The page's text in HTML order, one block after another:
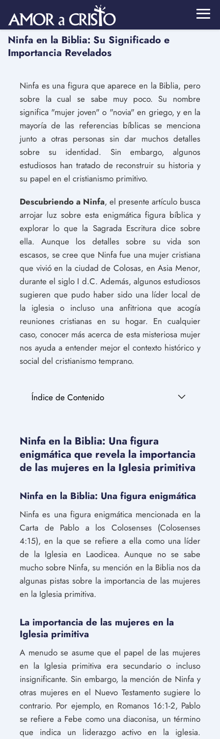
Ninfa en la Biblia: Su Significado e
Importancia Revelados
Ninfa es una figura que aparece en la Biblia, pero
sobre la cual se sabe muy poco. Su nombre
significa "mujer joven" o "novia" en griego, y en la
mayoría de las referencias bíblicas se menciona
junto a otras personas sin dar muchos detalles
sobre su identidad. Sin embargo, algunos
estudiosos han tratado de reconstruir su historia y
su papel en el cristianismo primitivo.
Descubriendo a Ninfa, el presente artículo busca
arrojar luz sobre esta enigmática figura bíblica y
explorar lo que la Sagrada Escritura dice sobre
ella. Aunque los detalles sobre su vida son
escasos, se cree que Ninfa fue una mujer cristiana
que vivió en la ciudad de Colosas, en Asia Menor,
durante el siglo I d.C. Además, algunos estudiosos
sugieren que pudo haber sido una líder local de
la iglesia o incluso una anfitriona que acogía
reuniones cristianas en su hogar. En cualquier
caso, conocer más acerca de esta misteriosa mujer
nos ayuda a entender mejor el contexto histórico y
social del cristianismo temprano.
Índice de Contenido
Ninfa en la Biblia: Una figura
enigmática que revela la importancia
de las mujeres en la Iglesia primitiva
Ninfa en la Biblia: Una figura enigmática
Ninfa es una figura enigmática mencionada en la
Carta de Pablo a los Colosenses (Colosenses
4:15), en la que se refiere a ella como una líder
de la Iglesia en Laodicea. Aunque no se sabe
mucho sobre Ninfa, su mención en la Biblia nos da
algunas pistas sobre la importancia de las mujeres
en la Iglesia primitiva.
La importancia de las mujeres en la
Iglesia primitiva
A menudo se asume que el papel de las mujeres
en la Iglesia primitiva era secundario o incluso
insignificante. Sin embargo, la mención de Ninfa y
otras mujeres en el Nuevo Testamento sugiere lo
contrario. Por ejemplo, en Romanos 16:1-2, Pablo
se refiere a Febe como una diaconisa, un término
que indica un liderazgo activo en la iglesia.